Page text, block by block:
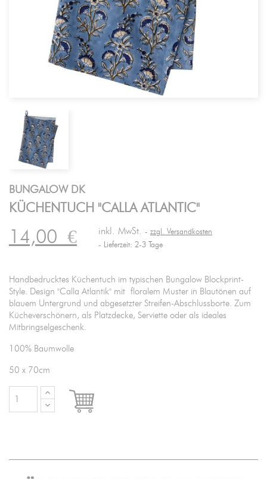
BUNGALOW DK
KÜCHENTUCH "CALLA ATLANTIC"
14,00€ inkl. MwSt.
zzgl. Versandkosten
Lieferzeit: 2-3 Tage
Handbedrucktes Küchentuch im typischen Bungalow Blockprint-
Style. Design "Calla Atlantik" mit floralem Muster in Blautönen auf
blauem Untergrund und abgesetzter Streifen-Abschlussborte. Zum
Kücheverschönern, als Platzdecke, Serviette oder als ideales
Mitbringselgeschenk.
100% Baumwolle
50 x 70cm
